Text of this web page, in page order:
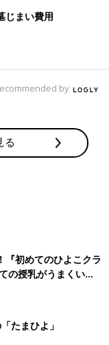
ろまでは気を
体重増加が標準です
もいいかもしれませ
え「過飲症候群」と
、抱っこしてあやし
ぱいだよ」と言え
てあげましょう。
「おなかがすいての
れての泣き」「暑
には、少し時間が
授乳したりを続け
わかるようになっ
ば、泣きのストレ
じまい費用
by
る
『初めてのひよこクラ
の授乳がうまくい
夏のトラブル 解決テ
たまひよ」